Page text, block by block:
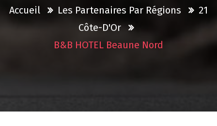
Accueil Les Partenaires Par Régions
21
Côte-D'Or
B&B HOTEL Beaune Nord